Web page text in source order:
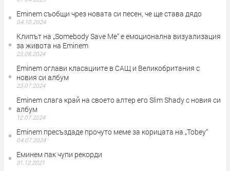
Eminem съобщи чрез новата си песен, че ще става дядо
04.10.2024
Клипът на „Somebody Save Me“ е емоционална визуализация
за живота на Eminem
23.08.2024
Eminem оглави класациите в САЩ и Великобритания с
новия си албум
23.07.2024
Eminem слага край на своето алтер его Slim Shady с новия си
албум
12.07.2024
Eminem пресъздаде прочуто меме за корицата на „Tobey“
04.07.2024
Еминем пак чупи рекорди
31.12.2021